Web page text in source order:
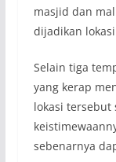
masjid dan
dijadikan
Selain tiga
yang kerap
lokasi
sebenarnya